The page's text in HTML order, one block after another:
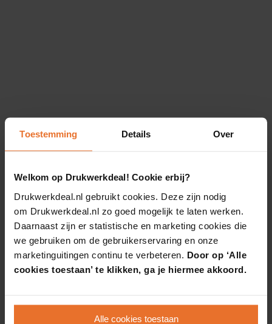
Toestemming Details Over
Welkom op Drukwerkdeal! Cookie erbij?
Drukwerkdeal.nl gebruikt cookies. Deze zijn nodig
om Drukwerkdeal.nl zo goed mogelijk te laten werken.
Daarnaast zijn er statistische en marketing cookies die
we gebruiken om de gebruikerservaring en onze
marketinguitingen continu te verbeteren. Door op ‘Alle
cookies toestaan’ te klikken, ga je hiermee akkoord.
Alle cookies toestaan